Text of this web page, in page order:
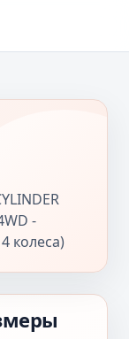
-
колеса)